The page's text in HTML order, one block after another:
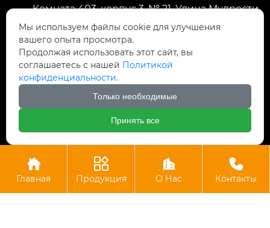
Комната 403, корпус 3, № 21, Улица Мудрости,
Зона экономического развития Хуэйшань,
город Уси
li@futaogroup.com

Авторское право©ООО Импорт и экспорт Уси Футао

Главная

Продукция

О Нас

Контакты
Мы используем файлы cookie для улучшения
вашего опыта просмотра.
Продолжая использовать этот сайт, вы
соглашаетесь с нашей Политикой
конфиденциальности.
Только необходимые
Принять все